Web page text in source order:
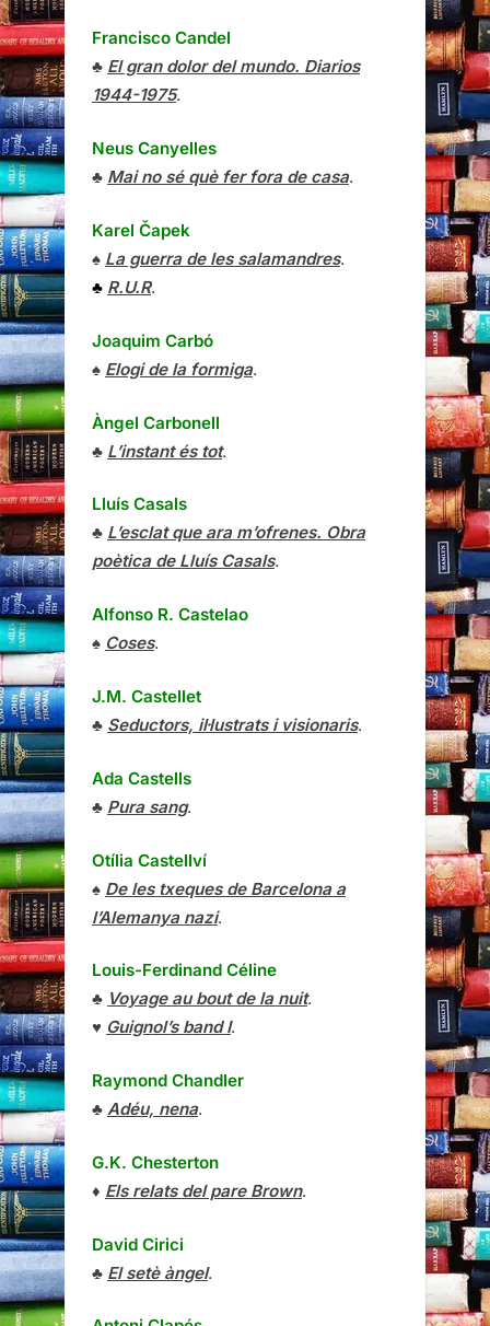
Francisco Candel
♣ El gran dolor del mundo. Diarios
1944-1975.
Neus Canyelles
♣ Mai no sé què fer fora de casa.
Karel Čapek
♠ La guerra de les salamandres.
♣ R.U.R.
Joaquim Carbó
♠ Elogi de la formiga.
Àngel Carbonell
♣ L’instant és tot.
Lluís Casals
♣ L’esclat que ara m’ofrenes. Obra
poètica de Lluís Casals.
Alfonso R. Castelao
♠ Coses.
J.M. Castellet
♣ Seductors, il·lustrats i visionaris.
Ada Castells
♣ Pura sang.
Otília Castellví
♠ De les txeques de Barcelona a
l’Alemanya nazi.
Louis-Ferdinand Céline
♣ Voyage au bout de la nuit.
♥ Guignol’s band I.
Raymond Chandler
♣ Adéu, nena.
G.K. Chesterton
♦ Els relats del pare Brown.
David Cirici
♣ El setè àngel.